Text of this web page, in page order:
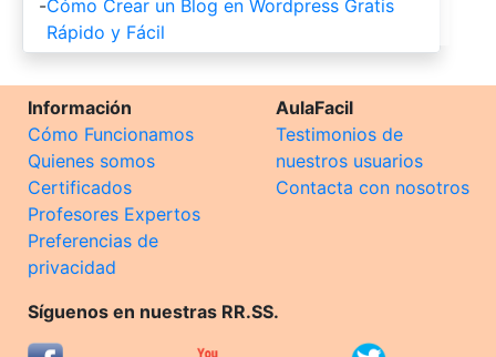
-Cómo Crear un Blog en Wordpress Gratis
Rápido y Fácil
Información
Cómo Funcionamos
Quienes somos
Certificados
Profesores Expertos
Preferencias de
privacidad
AulaFacil
Testimonios de
nuestros usuarios
Contacta con nosotros
Síguenos en nuestras RR.SS.